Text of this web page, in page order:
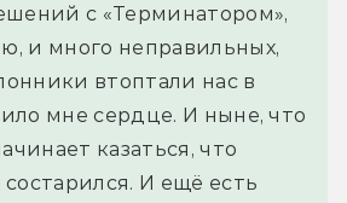
с «Терминатором»,
и много неправильных,
втоптали нас в
мне сердце. И ныне, что
казаться, что
И ещё есть